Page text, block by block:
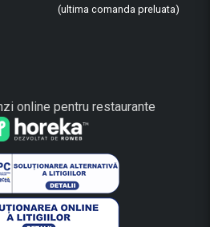
(ultima comanda preluata)
online pentru restaurante